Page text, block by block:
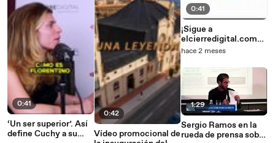
0:41
‘Un ser superior’. Así
define Cuchy a su
0:42
Vídeo promocional de
0:41
¡Sigue a
elcierredigital.com
en Google y no te
noticia!⁠ ⁠
hace 2 meses
1:29
Sergio Ramos en la
rueda de prensa sobre